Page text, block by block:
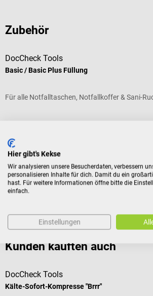
Zubehör
DocCheck Tools
Basic / Basic Plus Füllung
Für alle Notfalltaschen, Notfallkoffer & Sani-
Füllung:
Preise inkl. MwSt. zzgl. Versandkosten
In den Warenkorb
Kunden kauften auch
DocCheck Tools
Kälte-Sofort-Kompresse "Brrr"
Hier gibt's Kekse
Wir analysieren unsere Besucherdaten, verbessern
personalisieren Inhalte für dich. Damit du ein
hast. Für weitere Informationen öffne bitte die
einfach.
Einstellungen